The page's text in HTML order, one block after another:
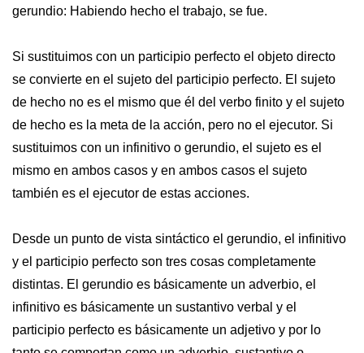
gerundio: Habiendo hecho el trabajo, se fue.
Si sustituimos con un participio perfecto el objeto directo
se convierte en el sujeto del participio perfecto. El sujeto
de hecho no es el mismo que él del verbo finito y el sujeto
de hecho es la meta de la acción, pero no el ejecutor. Si
sustituimos con un infinitivo o gerundio, el sujeto es el
mismo en ambos casos y en ambos casos el sujeto
también es el ejecutor de estas acciones.
Desde un punto de vista sintáctico el gerundio, el infinitivo
y el participio perfecto son tres cosas completamente
distintas. El gerundio es básicamente un adverbio, el
infinitivo es básicamente un sustantivo verbal y el
participio perfecto es básicamente un adjetivo y por lo